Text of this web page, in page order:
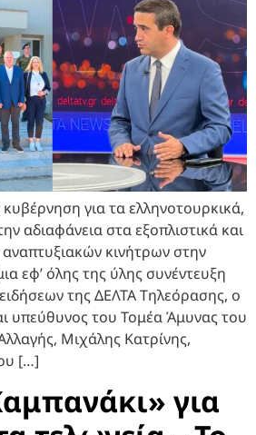
για τα ελληνοτουρκικά,
αδιαφάνεια στα εξοπλιστικά και
κινήτρων στην
εφ’ όλης της ύλης συνέντευξη
της ΔΕΛΤΑ Τηλεόρασης, ο
υπεύθυνος του Τομέα Άμυνας του
Μιχάλης Κατρίνης,
[…]
για